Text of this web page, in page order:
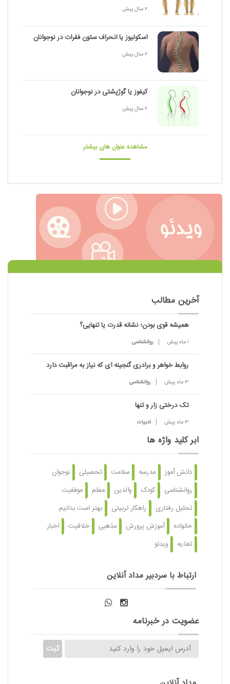
2 سال پیش
اسکولیوز یا انحراف ستون فقرات در نوجوانان
2 سال پیش
کیفوز یا گوژپشتی در نوجوانان
2 سال پیش
مشاهده عنوان های بیشتر
آخرین مطالب
همیشه قوی بودن؛ نشانه قدرت یا تنهایی؟
1 ماه پیش روانشناسی
روابط خواهر و برادری گنجینه ای که نیاز به مراقبت دارد
3 ماه پیش روانشناسی
تک درختی زار و تنها
3 ماه پیش ادبیات
ابر کلید واژه ها
دانش آموز مدرسه سلامت تحصیلی
نوجوان
روانشناسی
کودک والدین معلم
موفقیت
تحلیل رفتاری
راهکار تربیتی
بهتر است بدانیم
خانواده
آموزش پرورش مذهبی خلاقیت
اخبار
تغذیه
ویدئو
ارتباط با سردبیر مداد آنلاین
عضویت در خبرنامه